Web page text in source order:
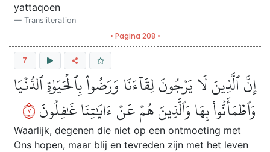
yattaqoen
Transliteration
• Pagina 208 •
7
إِنَّ ٱلَّذِينَ لَا يَرۡجُونَ لِقَآءَنَا وَرَضُواْ بِٱلۡحَيَوٰةِ ٱلدُّنۡيَا
وَٱطۡمَأَنُّواْ بِهَا وَٱلَّذِينَ هُمۡ عَنۡ ءَايَٰتِنَا غَٰفِلُونَ٧
Waarlijk, degenen die niet op een ontmoeting met
Ons hopen, maar blij en tevreden zijn met het leven